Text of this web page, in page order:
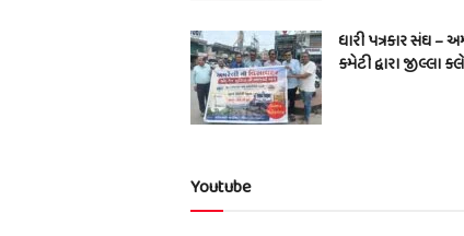
ધારી પત્રકાર સંઘ –
કમેટી દ્વારા જીલ્લા
Youtube